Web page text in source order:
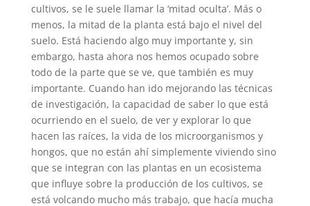
cultivos, se le suele llamar la ‘mitad oculta’. Más o
menos, la mitad de la planta está bajo el nivel del
suelo. Está haciendo algo muy importante y, sin
embargo, hasta ahora nos hemos ocupado sobre
todo de la parte que se ve, que también es muy
importante. Cuando han ido mejorando las técnicas
de investigación, la capacidad de saber lo que está
ocurriendo en el suelo, de ver y explorar lo que
hacen las raíces, la vida de los microorganismos y
hongos, que no están ahí simplemente viviendo sino
que se integran con las plantas en un ecosistema
que influye sobre la producción de los cultivos, se
está volcando mucho más trabajo, que hacía mucha